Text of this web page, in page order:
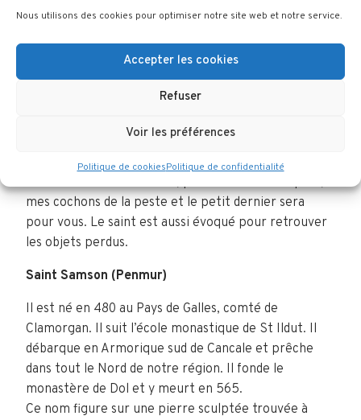
Nous utilisons des cookies pour optimiser notre site web et notre service.
Accepter les cookies
Refuser
Voir les préférences
Politique de cookiesPolitique de confidentialité
Ermite soumis aux tentations, Antoine serait mort
diabolique, en parc animal docile et utile. Le plus
souvent, il est représenté avec un cochon à ses
de chapelles à son nom. La prière d’un « cochonnier »
saint : « O St Antoine béni, préservez s’il vous plaît,
mes cochons de la peste et le petit dernier sera
pour vous. Le saint est aussi évoqué pour retrouver
les objets perdus.
Saint Samson (Penmur)
Il est né en 480 au Pays de Galles, comté de
Clamorgan. Il suit l’école monastique de St Ildut. Il
débarque en Armorique sud de Cancale et prêche
dans tout le Nord de notre région. Il fonde le
monastère de Dol et y meurt en 565.
Ce nom figure sur une pierre sculptée trouvée à